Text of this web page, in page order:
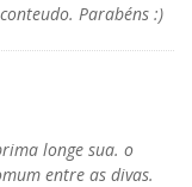
Parabéns :)
longe sua. o
entre as divas.